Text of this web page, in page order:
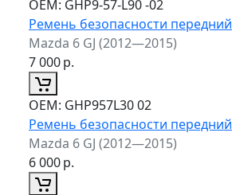
ОЕМ: GHP9-57-L90 -02
Ремень безопасности передний
Mazda 6 GJ (2012—2015)
7 000р.
ОЕМ: GHP957L30 02
Ремень безопасности передний
Mazda 6 GJ (2012—2015)
6 000р.